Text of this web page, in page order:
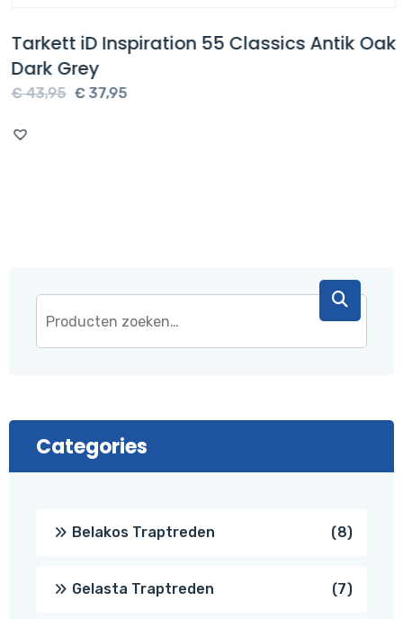
Tarkett iD Inspiration 55 Classics Antik Oak
Dark Grey
€43,95
Oorspronkelijke
€37,95Huidige
Categories
Belakos Traptreden 88
Gelasta Traptreden 77